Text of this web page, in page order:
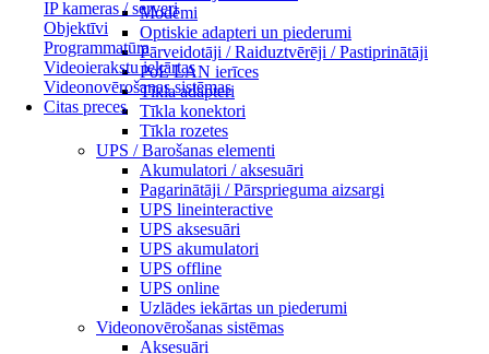
IP kameras / serveri
Objektīvi
Programmatūra
Videoierakstu iekārtas
Videonovērošanas sistēmas
Citas preces
Modēmi
Optiskie adapteri un piederumi
Pārveidotāji / Raiduztvērēji / Pastiprinātāji
PoE LAN ierīces
Tīkla adapteri
Tīkla konektori
Tīkla rozetes
UPS / Barošanas elementi
Akumulatori / aksesuāri
Pagarinātāji / Pārsprieguma aizsargi
UPS lineinteractive
UPS aksesuāri
UPS akumulatori
UPS offline
UPS online
Uzlādes iekārtas un piederumi
Videonovērošanas sistēmas
Aksesuāri